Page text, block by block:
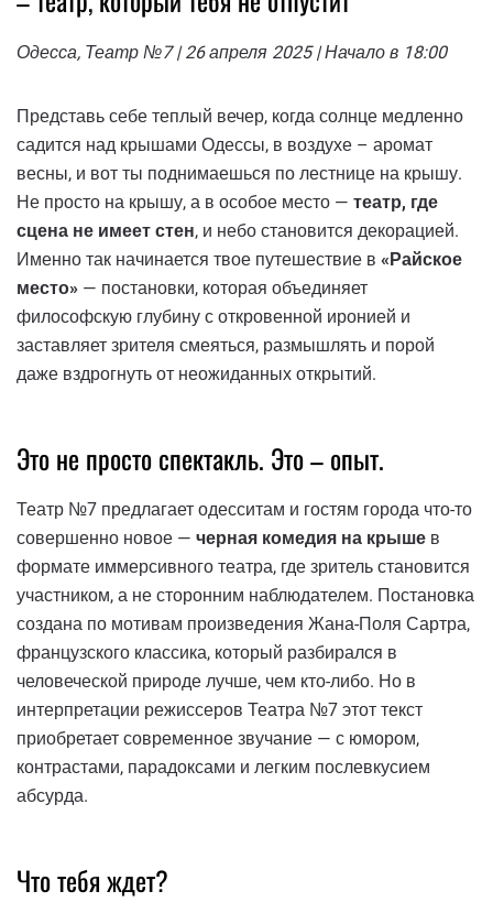
Одесса, Театр №7 | 26 апреля 2025 | Начало в 18:00
Представь себе теплый вечер, когда солнце медленно
садится над крышами Одессы, в воздухе – аромат
весны, и вот ты поднимаешься по лестнице на крышу.
Не просто на крышу, а в особое место — театр, где
сцена не имеет стен, и небо становится декорацией.
Именно так начинается твое путешествие в «Райское
место» — постановки, которая объединяет
философскую глубину с откровенной иронией и
заставляет зрителя смеяться, размышлять и порой
даже вздрогнуть от неожиданных открытий.
Это не просто спектакль. Это – опыт.
Театр №7 предлагает одесситам и гостям города что-то
совершенно новое — черная комедия на крыше в
формате иммерсивного театра, где зритель становится
участником, а не сторонним наблюдателем. Постановка
создана по мотивам произведения Жана-Поля Сартра,
французского классика, который разбирался в
человеческой природе лучше, чем кто-либо. Но в
интерпретации режиссеров Театра №7 этот текст
приобретает современное звучание — с юмором,
контрастами, парадоксами и легким послевкусием
абсурда.
Что тебя ждет?